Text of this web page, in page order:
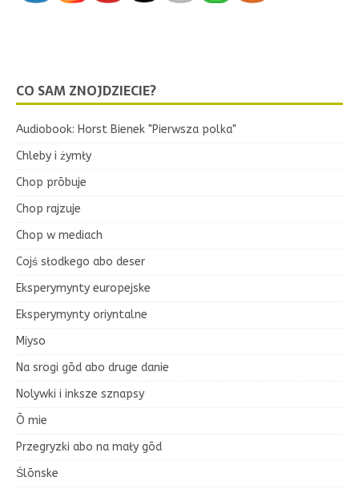
CO SAM ZNOJDZIECIE?
Audiobook: Horst Bienek "Pierwsza polka"
Chleby i żymły
Chop prōbuje
Chop rajzuje
Chop w mediach
Cojś słodkego abo deser
Eksperymynty europejske
Eksperymynty oriyntalne
Miyso
Na srogi gōd abo druge danie
Nolywki i inksze sznapsy
Ō mie
Przegryzki abo na mały gōd
Ślōnske